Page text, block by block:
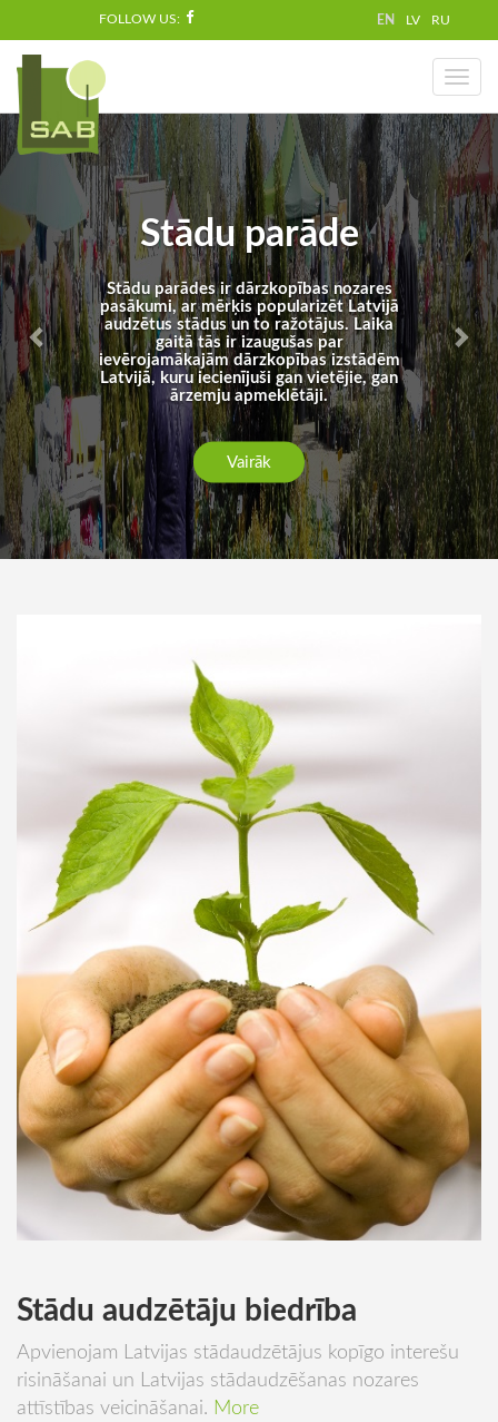
FOLLOW US: EN LV RU
Toggle
Stādu parāde
Stādu parādes ir dārzkopības nozares
pasākumi, ar mērķis popularizēt Latvijā
audzētus stādus un to ražotājus. Laika
gaitā tās ir izaugušas par
ievērojamākajām dārzkopības izstādēm
Latvijā, kuru iecienījuši gan vietējie, gan
ārzemju apmeklētāji.
Vairāk
Stādu audzētāju biedrība
Apvienojam Latvijas stādaudzētājus kopīgo interešu
risināšanai un Latvijas stādaudzēšanas nozares
attīstības veicināšanai. More